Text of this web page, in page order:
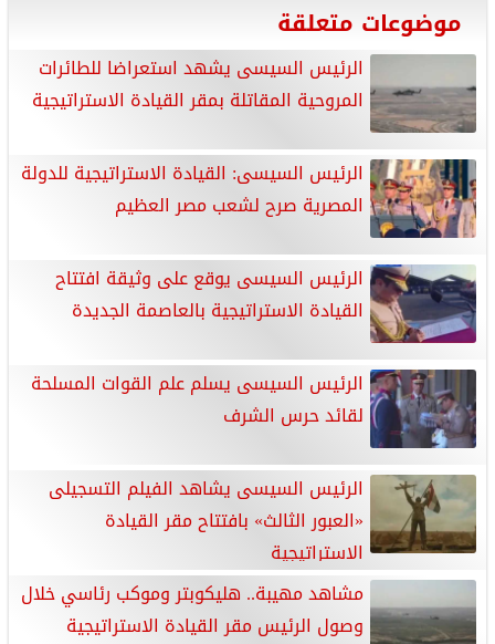
موضوعات متعلقة
الرئيس السيسى يشهد استعراضا للطائرات
المروحية المقاتلة بمقر القيادة الاستراتيجية
الرئيس السيسى: القيادة الاستراتيجية للدولة
المصرية صرح لشعب مصر العظيم
الرئيس السيسى يوقع على وثيقة افتتاح
القيادة الاستراتيجية بالعاصمة الجديدة
الرئيس السيسى يسلم علم القوات المسلحة
لقائد حرس الشرف
الرئيس السيسى يشاهد الفيلم التسجيلى
«العبور الثالث» بافتتاح مقر القيادة
الاستراتيجية
مشاهد مهيبة.. هليكوبتر وموكب رئاسي خلال
وصول الرئيس مقر القيادة الاستراتيجية